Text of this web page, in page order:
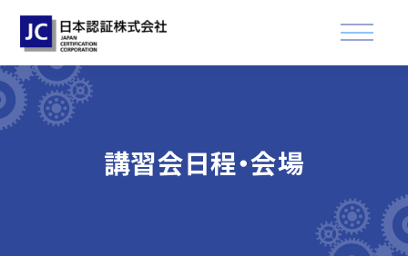
資格認証試験
講習会日程・会場